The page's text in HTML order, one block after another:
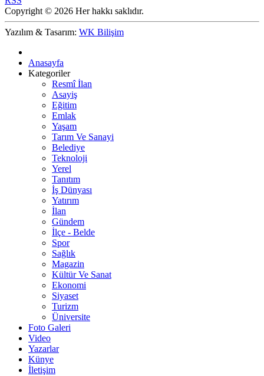
Copyright © 2026 Her hakkı saklıdır.
Yazılım & Tasarım: WK Bilişim
Anasayfa
Kategoriler
Resmî İlan
Asayiş
Eğitim
Emlak
Yaşam
Tarım Ve Sanayi
Belediye
Teknoloji
Yerel
Tanıtım
İş Dünyası
Yatırım
İlan
Gündem
İlçe - Belde
Spor
Sağlık
Magazin
Kültür Ve Sanat
Ekonomi
Siyaset
Turizm
Üniversite
Foto Galeri
Video
Yazarlar
Künye
İletişim